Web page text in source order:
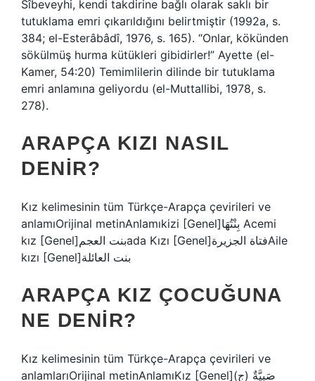
Sîbeveyhi, kendi takdirine bağlı olarak saklı bir
tutuklama emri çıkarıldığını belirtmiştir (1992a, s.
384; el-Esterâbâdî, 1976, s. 165). “Onlar, kökünden
sökülmüş hurma kütükleri gibidirler!” Ayette (el-
Kamer, 54:20) Temimlilerin dilinde bir tutuklama
emri anlamına geliyordu (el-Muttallibi, 1978, s.
278).
ARAPÇA KIZI NASIL
DENIR?
Kız kelimesinin tüm Türkçe-Arapça çevirileri ve
anlamıOrijinal metinAnlamıkizi [Genel]بِنْتُهَا Acemi
kız [Genel]بنت العجمada Kızı [Genel]فتاة الجزيرةAile
kızı [Genel]بنت العائلة
ARAPÇA KIZ ÇOCUĞUNA
NE DENIR?
Kız kelimesinin tüm Türkçe-Arapça çevirileri ve
anlamlarıOrijinal metinAnlamıKız [Genel]صَبِيَّةٌ (ج)